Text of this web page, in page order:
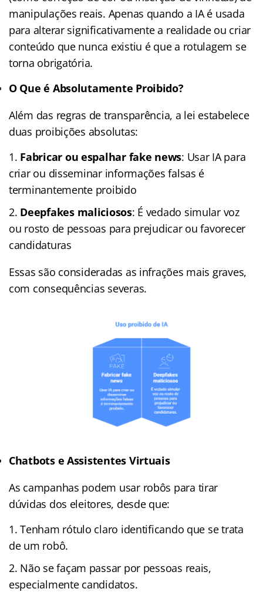
manipulações reais. Apenas quando a IA é usada
para alterar significativamente a realidade ou criar
conteúdo que nunca existiu é que a rotulagem se
torna obrigatória.
O Que é Absolutamente Proibido?
Além das regras de transparência, a lei estabelece
duas proibições absolutas:
Fabricar ou espalhar fake news: Usar IA para
criar ou disseminar informações falsas é
terminantemente proibido
Deepfakes maliciosos: É vedado simular voz
ou rosto de pessoas para prejudicar ou favorecer
candidaturas
Essas são consideradas as infrações mais graves,
com consequências severas.
Chatbots e Assistentes Virtuais
As campanhas podem usar robôs para tirar
dúvidas dos eleitores, desde que:
Tenham rótulo claro identificando que se trata
de um robô.
Não se façam passar por pessoas reais,
especialmente candidatos.